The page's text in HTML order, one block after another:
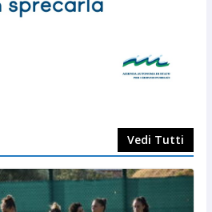
Vedi Tutti